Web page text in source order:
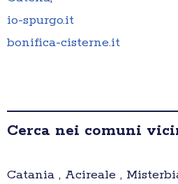
io-spurgo.it
bonifica-cisterne.it
Cerca nei comuni
Catania , Acireale ,